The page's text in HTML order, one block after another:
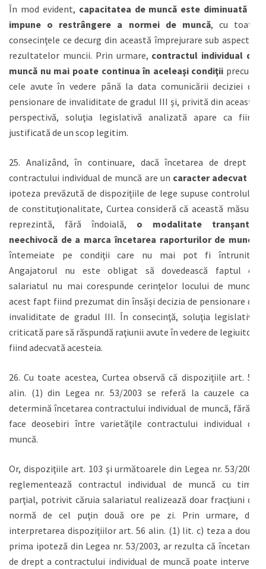
În mod evident, capacitatea de muncă este diminuată şi
impune o restrângere a normei de muncă, cu toate
consecinţele ce decurg din această împrejurare sub aspectul
rezultatelor muncii. Prin urmare, contractul individual de
muncă nu mai poate continua în aceleaşi condiţii precum
cele avute în vedere până la data comunicării deciziei de
pensionare de invaliditate de gradul III şi, privită din această
perspectivă, soluţia legislativă analizată apare ca fiind
justificată de un scop legitim.
25. Analizând, în continuare, dacă încetarea de drept a
contractului individual de muncă are un caracter adecvat
ipoteza prevăzută de dispoziţiile de lege supuse controlului
de constituţionalitate, Curtea consideră că această măsură
reprezintă, fără îndoială, o modalitate tranşantă,
neechivocă de a marca încetarea raporturilor de muncă
întemeiate pe condiţii care nu mai pot fi întrunite.
Angajatorul nu este obligat să dovedească faptul că
salariatul nu mai corespunde cerinţelor locului de muncă,
acest fapt fiind prezumat din însăşi decizia de pensionare de
invaliditate de gradul III. În consecinţă, soluţia legislativă
criticată pare să răspundă raţiunii avute în vedere de legiuitor,
fiind adecvată acesteia.
26. Cu toate acestea, Curtea observă că dispoziţiile art. 56
alin. (1) din Legea nr. 53/2003 se referă la cauzele care
determină încetarea contractului individual de muncă, fără a
face deosebiri între varietăţile contractului individual de
muncă.
Or, dispoziţiile art. 103 şi următoarele din Legea nr. 53/2003
reglementează contractul individual de muncă cu timp
parţial, potrivit căruia salariatul realizează doar fracţiuni de
normă de cel puţin două ore pe zi. Prin urmare, din
interpretarea dispoziţiilor art. 56 alin. (1) lit. c) teza a doua,
prima ipoteză din Legea nr. 53/2003, ar rezulta că încetarea
de drept a contractului individual de muncă poate interveni